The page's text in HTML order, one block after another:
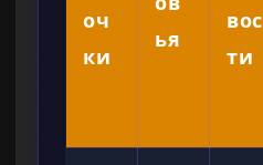
оч
ки
ья
вос
ти